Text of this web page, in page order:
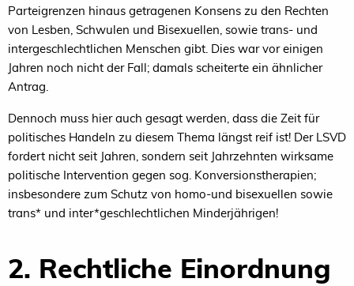
Parteigrenzen hinaus getragenen Konsens zu den Rechten
von Lesben, Schwulen und Bisexuellen, sowie trans- und
intergeschlechtlichen Menschen gibt. Dies war vor einigen
Jahren noch nicht der Fall; damals scheiterte ein ähnlicher
Antrag.
Dennoch muss hier auch gesagt werden, dass die Zeit für
politisches Handeln zu diesem Thema längst reif ist! Der LSVD
fordert nicht seit Jahren, sondern seit Jahrzehnten wirksame
politische Intervention gegen sog. Konversionstherapien;
insbesondere zum Schutz von homo-und bisexuellen sowie
trans* und inter*geschlechtlichen Minderjährigen!
2. Rechtliche Einordnung